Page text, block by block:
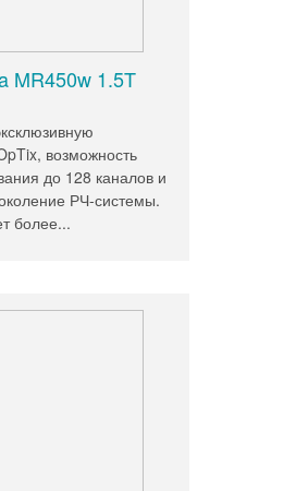
MR450w 1.5T
возможность
до 128 каналов и
РЧ-системы.
более...